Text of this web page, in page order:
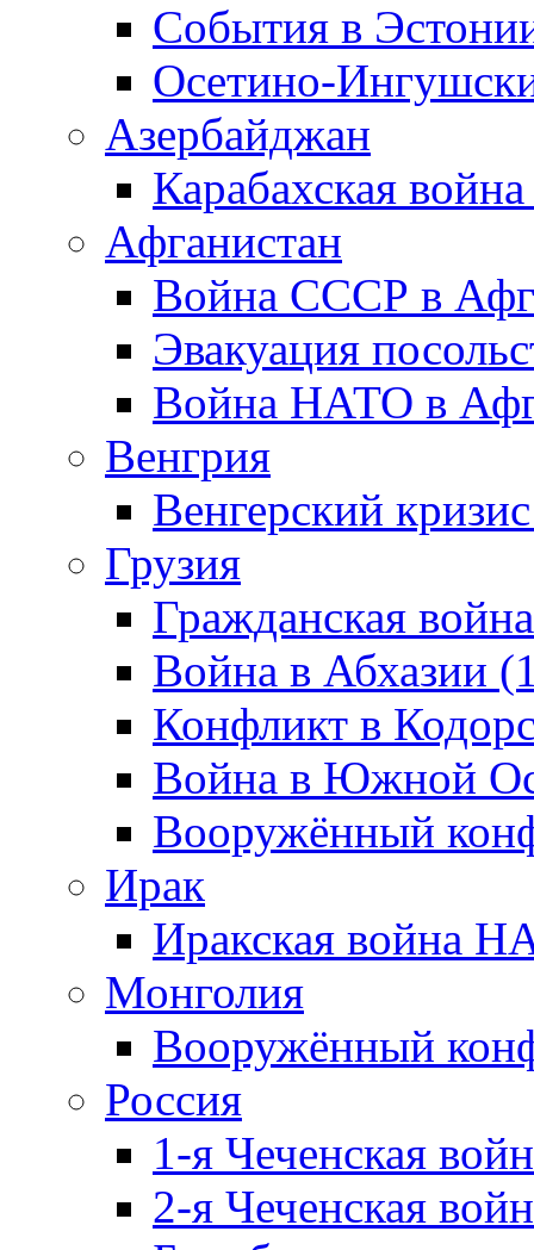
События в
Осетино-
Азербайджан
Карабахская
Афганистан
Война СССР в
Эвакуация
Война НАТО в
Венгрия
Венгерский
Грузия
Гражданская
Война в Абхазии
Конфликт в
Война в Южной
Вооружённый
Ирак
Иракская война
Монголия
Вооружённый
Россия
1-я Чеченская
2-я Чеченская